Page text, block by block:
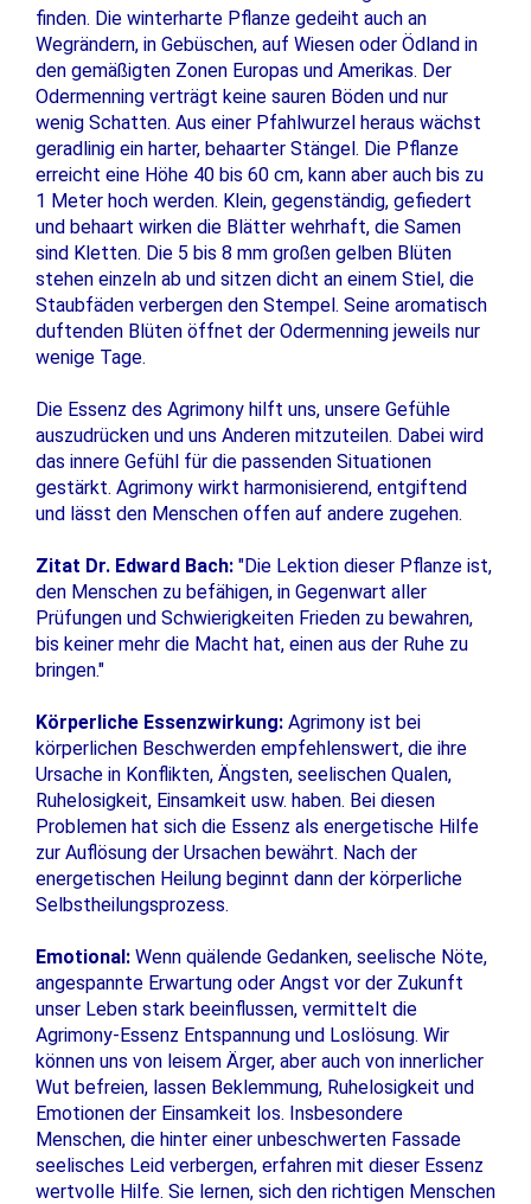
finden. Die winterharte Pflanze gedeiht auch an
Wegrändern, in Gebüschen, auf Wiesen oder Ödland in
den gemäßigten Zonen Europas und Amerikas. Der
Odermenning verträgt keine sauren Böden und nur
wenig Schatten. Aus einer Pfahlwurzel heraus wächst
geradlinig ein harter, behaarter Stängel. Die Pflanze
erreicht eine Höhe 40 bis 60 cm, kann aber auch bis zu
1 Meter hoch werden. Klein, gegenständig, gefiedert
und behaart wirken die Blätter wehrhaft, die Samen
sind Kletten. Die 5 bis 8 mm großen gelben Blüten
stehen einzeln ab und sitzen dicht an einem Stiel, die
Staubfäden verbergen den Stempel. Seine aromatisch
duftenden Blüten öffnet der Odermenning jeweils nur
wenige Tage.
Die Essenz des Agrimony hilft uns, unsere Gefühle
auszudrücken und uns Anderen mitzuteilen. Dabei wird
das innere Gefühl für die passenden Situationen
gestärkt. Agrimony wirkt harmonisierend, entgiftend
und lässt den Menschen offen auf andere zugehen.
Zitat Dr. Edward Bach: "Die Lektion dieser Pflanze ist,
den Menschen zu befähigen, in Gegenwart aller
Prüfungen und Schwierigkeiten Frieden zu bewahren,
bis keiner mehr die Macht hat, einen aus der Ruhe zu
bringen."
Körperliche Essenzwirkung: Agrimony ist bei
körperlichen Beschwerden empfehlenswert, die ihre
Ursache in Konflikten, Ängsten, seelischen Qualen,
Ruhelosigkeit, Einsamkeit usw. haben. Bei diesen
Problemen hat sich die Essenz als energetische Hilfe
zur Auflösung der Ursachen bewährt. Nach der
energetischen Heilung beginnt dann der körperliche
Selbstheilungsprozess.
Emotional: Wenn quälende Gedanken, seelische Nöte,
angespannte Erwartung oder Angst vor der Zukunft
unser Leben stark beeinflussen, vermittelt die
Agrimony-Essenz Entspannung und Loslösung. Wir
können uns von leisem Ärger, aber auch von innerlicher
Wut befreien, lassen Beklemmung, Ruhelosigkeit und
Emotionen der Einsamkeit los. Insbesondere
Menschen, die hinter einer unbeschwerten Fassade
seelisches Leid verbergen, erfahren mit dieser Essenz
wertvolle Hilfe. Sie lernen, sich den richtigen Menschen